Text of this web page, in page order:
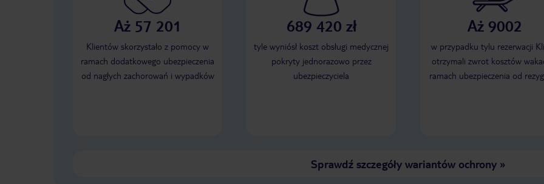
Ogólnie polecam
Aż 57 201
Klientów skorzystało z pomocy w
ramach dodatkowego ubezpieczenia
od nagłych zachorowań i wypadków
689 420 zł
tyle wyniósł koszt obsługi medycznej
pokryty jednorazowo przez
ubezpieczyciela
Aż 9002
w przypadku tylu rezerwacji
otrzymali zwrot kosztów
ramach ubezpieczenia od
Sprawdź szczegóły wariantów ochrony»